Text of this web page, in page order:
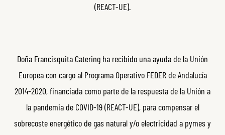
(REACT-UE).
Doña Francisquita Catering ha recibido una ayuda de la Unión
Europea con cargo al Programa Operativo FEDER de Andalucía
2014-2020, financiada como parte de la respuesta de la Unión a
la pandemia de COVID-19 (REACT-UE), para compensar el
sobrecoste energético de gas natural y/o electricidad a pymes y